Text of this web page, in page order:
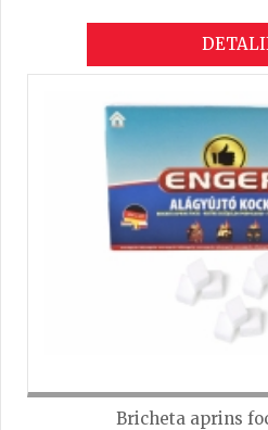
Bricheta aprins